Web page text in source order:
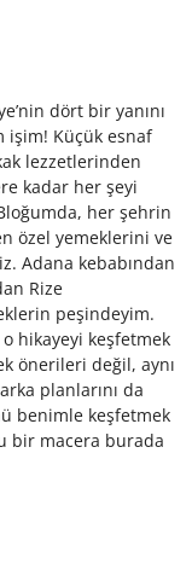
dört bir yanını
işim! Küçük esnaf
lezzetlerinden
kadar her şeyi
her şehrin
özel yemeklerini ve
Adana kebabından
Rize
peşindeyim.
hikayeyi keşfetmek
önerileri değil, aynı
planlarını da
benimle keşfetmek
bir macera burada